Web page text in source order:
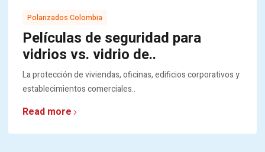
Polarizados Colombia
Películas de seguridad para
vidrios vs. vidrio de..
La protección de viviendas, oficinas, edificios corporativos y
establecimientos comerciales..
Read more